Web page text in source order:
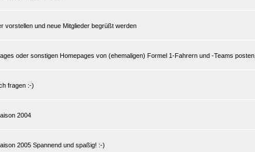
vorstellen und neue Mitglieder begrüßt werden
oder sonstigen Homepages von (ehemaligen) Formel 1-Fahrern und -Teams posten.
fragen :-)
2004
2005 Spannend und spaßig! :-)